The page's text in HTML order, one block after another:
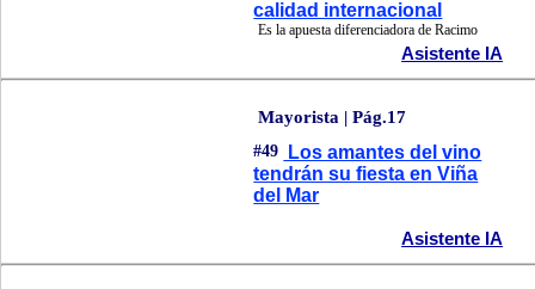
calidad internacional
Es la apuesta diferenciadora de Racimo
Asistente IA
Mayorista | Pág.17
#49
Los amantes del vino
tendrán su fiesta en Viña
del Mar
Asistente IA